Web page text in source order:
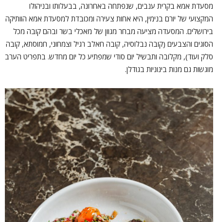
מסעדת אמא בקרית ענבים, שנפתחה באחרונה, בבעלותו ובניהולו
המקצועי של יורם בנימין, היא אחות צעירה ומכובדת למסעדת אמא הוותיקה
בירושלים. המסעדה מציעה מבחר מגוון של מאכלי בשר ובהם קובה מכל
הסוגים והצבעים (קובה נבלוסיה, קובה חאלב רגיל וצמחוני, חמוסתא, קובה
סלק ועוד), מקלובה ותבשיל יום סודי שמפתיע כל יום מחדש. בתפריט הערב
מוגשות גם מנות בינוניות בגודלן.